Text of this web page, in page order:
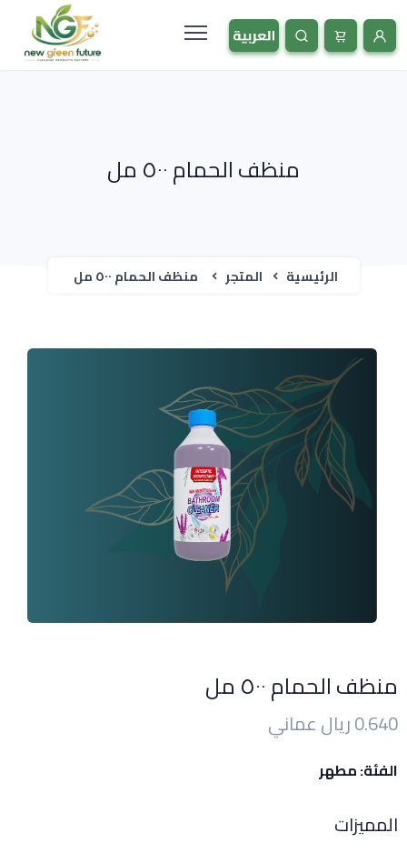
منظف الحمام ٥٠٠ مل
الرئيسية المتجر منظف الحمام ٥٠٠ مل
منظف الحمام ٥٠٠ مل
0.640 ريال عماني
الفئة: مطهر
المميزات